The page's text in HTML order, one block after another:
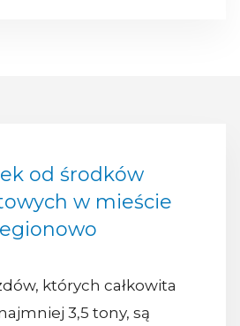
od środków
w mieście
których całkowita
3,5 tony, są